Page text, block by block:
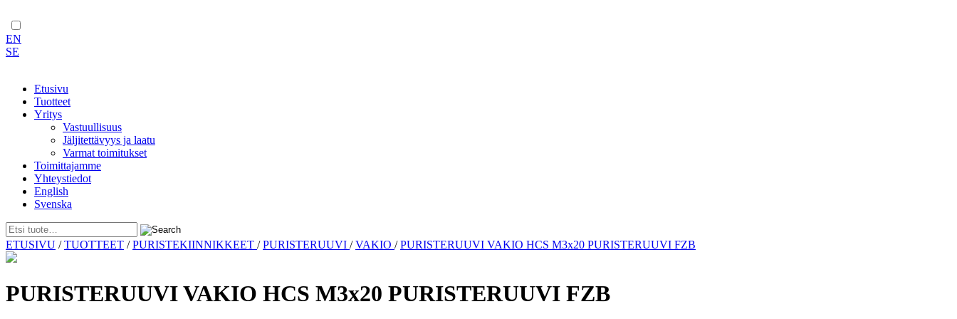
EN
SE
Etusivu
Tuotteet
Yritys
Vastuullisuus
Jäljitettävyys ja laatu
Varmat toimitukset
Toimittajamme
Yhteystiedot
English
Svenska
Skip
to
ETUSIVU /TUOTTEET /PURISTEKIINNIKKEET /PURISTERUUVI /VAKIO /PURISTERUUVI VAKIO HCS M3x20 PURISTERUUVI FZB
PURISTERUUVI VAKIO HCS M3x20 PURISTERUUVI FZB